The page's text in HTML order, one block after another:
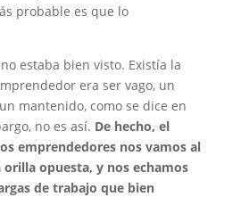
probable es que lo
estaba bien visto. Existía la
era ser vago, un
mantenido, como se dice en
no es así. De hecho, el
emprendedores nos vamos al
opuesta, y nos echamos
de trabajo que bien